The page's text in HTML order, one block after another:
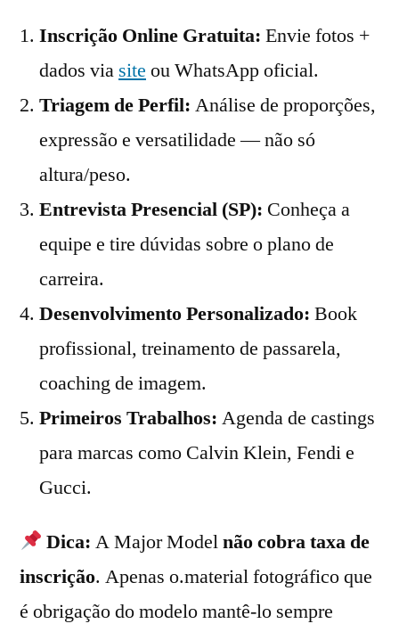
Inscrição Online Gratuita: Envie fotos +
dados via site ou WhatsApp oficial.
Triagem de Perfil: Análise de proporções,
expressão e versatilidade — não só
altura/peso.
Entrevista Presencial (SP): Conheça a
equipe e tire dúvidas sobre o plano de
carreira.
Desenvolvimento Personalizado: Book
profissional, treinamento de passarela,
coaching de imagem.
Primeiros Trabalhos: Agenda de castings
para marcas como Calvin Klein, Fendi e
Gucci.
Dica: A Major Modelnão cobra taxa de
inscrição. Apenas o.material fotográfico que
é obrigação do modelo mantê-lo sempre